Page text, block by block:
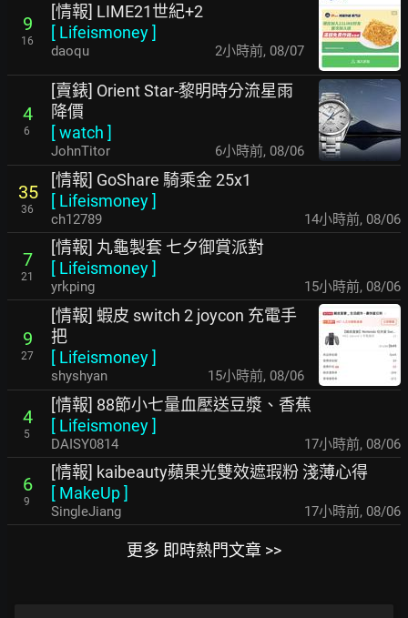
9
16
[情報] LIME21世紀+2
[ Lifeismoney]
daoqu 2小時前, 08/07
4
6
[賣錶] Orient Star-黎明時分流星雨
降價
[watch ]
JohnTitor 6小時前, 08/06
35
36
[情報] GoShare 騎乘金 25x1
[ Lifeismoney]
ch12789 14小時前, 08/06
7
21
[情報] 丸龜製套 七夕御賞派對
[ Lifeismoney]
yrkping 15小時前, 08/06
9
27
[情報] 蝦皮 switch 2 joycon 充電手
把
[ Lifeismoney]
shyshyan 15小時前, 08/06
4
5
[情報] 88節小七量血壓送豆漿、香蕉
[ Lifeismoney]
DAISY0814 17小時前, 08/06
6
9
[情報] kaibeauty蘋果光雙效遮瑕粉 淺薄心得
[ MakeUp]
SingleJiang 17小時前, 08/06
更多 即時熱門文章 >>